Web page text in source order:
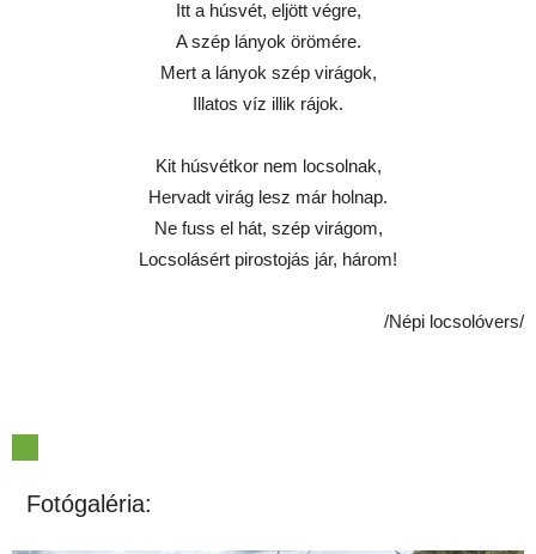
Itt a húsvét, eljött végre,
A szép lányok örömére.
Mert a lányok szép virágok,
Illatos víz illik rájok.
Kit húsvétkor nem locsolnak,
Hervadt virág lesz már holnap.
Ne fuss el hát, szép virágom,
Locsolásért pirostojás jár, három!
/Népi locsolóvers/
Fotógaléria: